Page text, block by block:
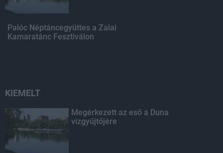
Palóc Néptáncegyüttes a Zalai
Kamaratánc Fesztiválon
KIEMELT
Megérkezett az eső a Duna
vízgyűjtőjére